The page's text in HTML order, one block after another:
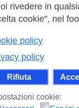
rivedere in
cookie", nel
policy
policy
Rifiuta
cookie:
- Fax
7EU9KEU |
i termini della
modo 4.0